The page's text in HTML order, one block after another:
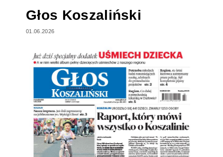
Głos Koszaliński
01.06.2026